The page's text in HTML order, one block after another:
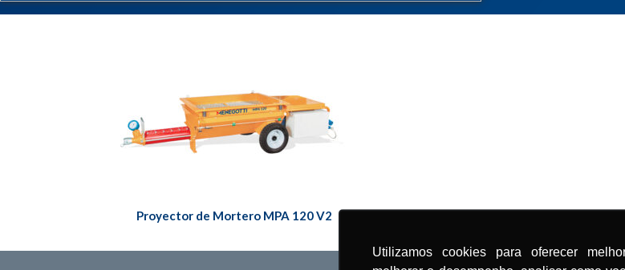
Utilizamos cookies para oferecer
Proyector de Mortero MPA 120 V2